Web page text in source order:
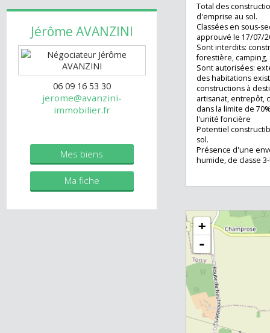
Propriétaire
JérômeAVANZINI
jerome@avanzini-
immobilier.fr
de la
1 maison
couvert en
de la
Total des
d'emprise au sol.
Classées en
approuvé le 17/
Sont interdits:
forestière,
Sont autorisées:
des habitations
constructions à
artisanat,
dans la limite de
l'unité foncière
sol.
humide, de
+
-